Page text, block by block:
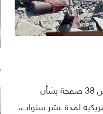
أن إدارة الرئيس الأمريكي السابق دونالد ترامب أعدت خطة من 38 صفحة بشأن
لمدة عشر سنوات،